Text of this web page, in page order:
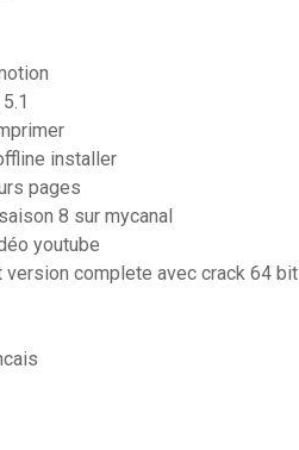
installer
pages
8 sur mycanal
youtube
complete avec crack 64 bit